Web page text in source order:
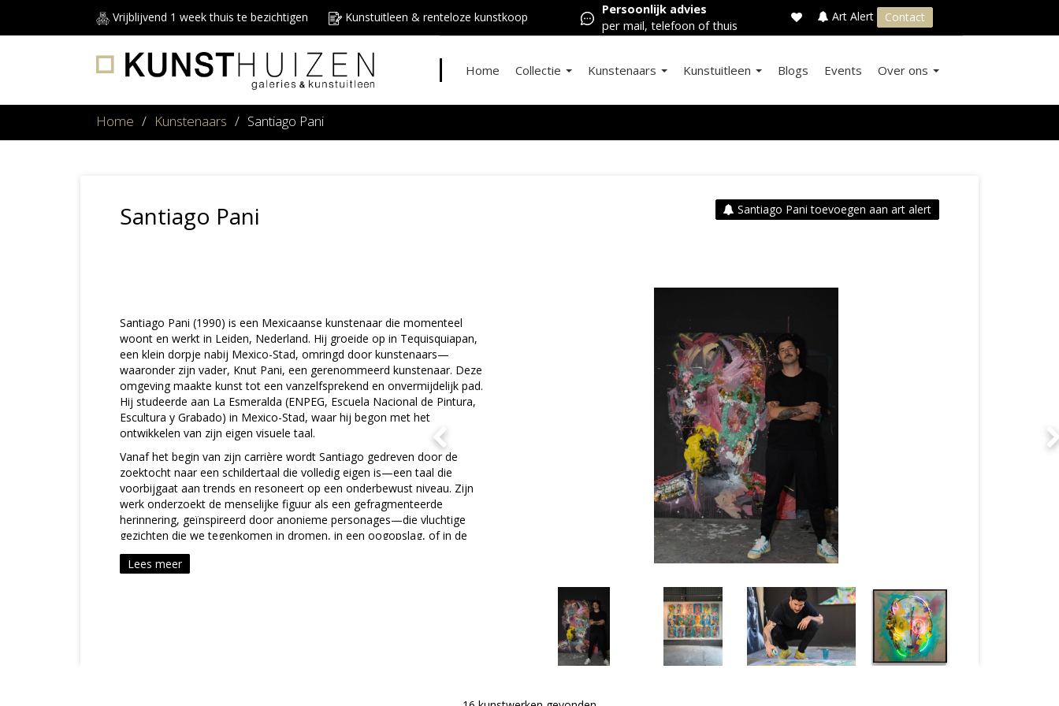
Vrijblijvend 1 week thuis te bezichtigen Kunstuitleen & renteloze kunstkoop
Persoonlijk advies
per mail, telefoon of thuis
Art Alert Contact
Home Collectie Kunstenaars Kunstuitleen Blogs Events Over ons
Home / Kunstenaars / Santiago Pani
Santiago Pani toevoegen aan art alert
Santiago Pani
Santiago Pani (1990) is een Mexicaanse kunstenaar die momenteel
woont en werkt in Leiden, Nederland. Hij groeide op in Tequisquiapan,
een klein dorpje nabij Mexico-Stad, omringd door kunstenaars—
waaronder zijn vader, Knut Pani, een gerenommeerd kunstenaar. Deze
omgeving maakte kunst tot een vanzelfsprekend en onvermijdelijk pad.
Hij studeerde aan La Esmeralda (ENPEG, Escuela Nacional de Pintura,
Escultura y Grabado) in Mexico-Stad, waar hij begon met het
ontwikkelen van zijn eigen visuele taal.
Vanaf het begin van zijn carrière wordt Santiago gedreven door de
zoektocht naar een schildertaal die volledig eigen is—een taal die
voorbijgaat aan trends en resoneert op een onderbewust niveau. Zijn
werk onderzoekt de menselijke figuur als een gefragmenteerde
herinnering, geïnspireerd door anonieme personages—die vluchtige
gezichten die we tegenkomen in dromen, in een oogopslag, of in de
diepten van ons onderbewustzijn. Deze figuren bevinden zich op de
grens van herkenning, verschijnen en verdwijnen weer, zoals ook onze
Lees meer